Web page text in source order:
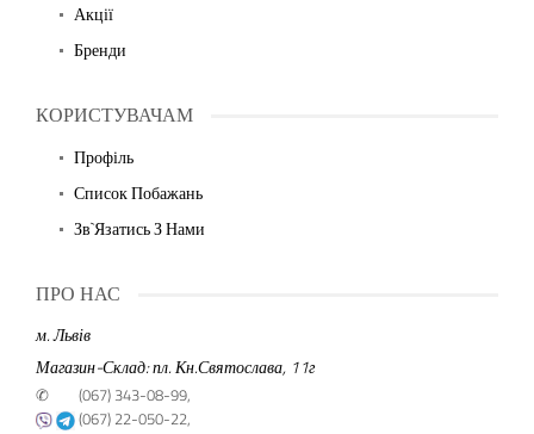
Акції
Бренди
КОРИСТУВАЧАМ
Профіль
Список Побажань
Зв`язатись З Нами
ПРО НАС
м. Львів
Магазин-Склад: пл. Кн.Святослава, 11г
✆
(067) 343-08-99,
(067) 22-050-22,